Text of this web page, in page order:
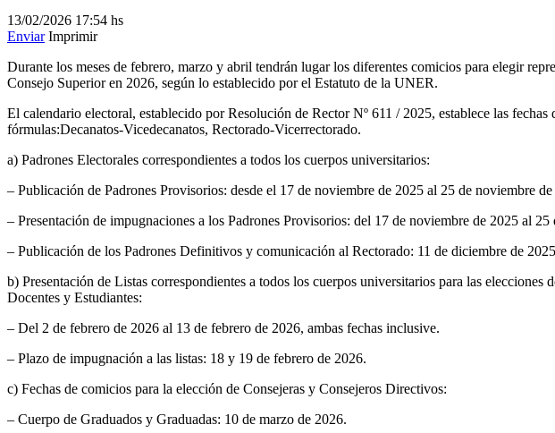
13/02/2026 17:54 hs
Enviar Imprimir
Durante los meses de febrero, marzo y abril tendrán lugar los diferentes comicios para elegir
Consejo Superior en 2026, según lo establecido por el Estatuto de la UNER.
El calendario electoral, establecido por Resolución de Rector Nº 611 / 2025, establece las
fórmulas:Decanatos-Vicedecanatos, Rectorado-Vicerrectorado.
a) Padrones Electorales correspondientes a todos los cuerpos universitarios:
– Publicación de Padrones Provisorios: desde el 17 de noviembre de 2025 al 25 de noviembre
– Presentación de impugnaciones a los Padrones Provisorios: del 17 de noviembre de 2025 al
– Publicación de los Padrones Definitivos y comunicación al Rectorado: 11 de diciembre de
b) Presentación de Listas correspondientes a todos los cuerpos universitarios para las
Docentes y Estudiantes:
– Del 2 de febrero de 2026 al 13 de febrero de 2026, ambas fechas inclusive.
– Plazo de impugnación a las listas: 18 y 19 de febrero de 2026.
c) Fechas de comicios para la elección de Consejeras y Consejeros Directivos:
– Cuerpo de Graduados y Graduadas: 10 de marzo de 2026.